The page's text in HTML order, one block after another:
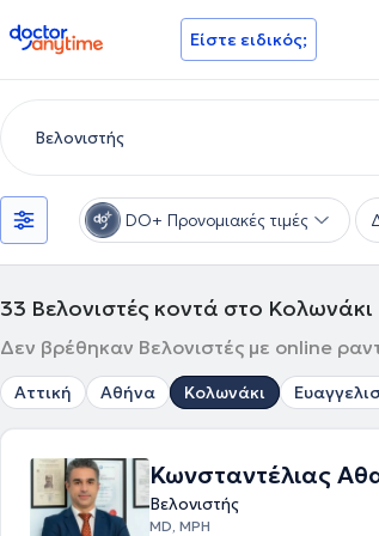
doctoranytime Είστε ειδικός;
DO+ Προνομιακές τιμές
33 Βελονιστές κοντά στο Κολωνάκι
Δεν βρέθηκαν Βελονιστές με online
Αττική Αθήνα Κολωνάκι
Κωνσταντέλιας
Βελονιστής
MD, MPH